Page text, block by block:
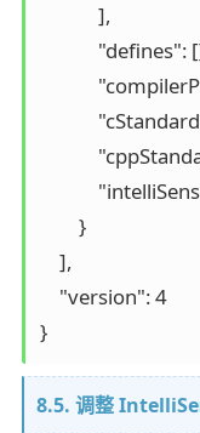
            ],
"defines":
        }
    ],
    "version": 4
}
8.5. 调整